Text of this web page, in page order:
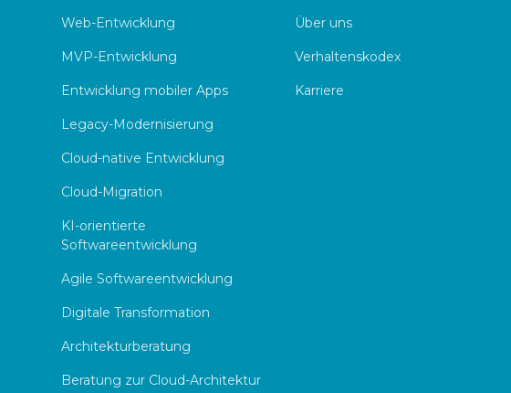
Web-Entwicklung
MVP-Entwicklung
Entwicklung mobiler Apps
Legacy-Modernisierung
Cloud-native Entwicklung
Cloud-Migration
KI-orientierte
Softwareentwicklung
Agile Softwareentwicklung
Digitale Transformation
Architekturberatung
Beratung zur Cloud-Architektur
Über uns
Verhaltenskodex
Karriere